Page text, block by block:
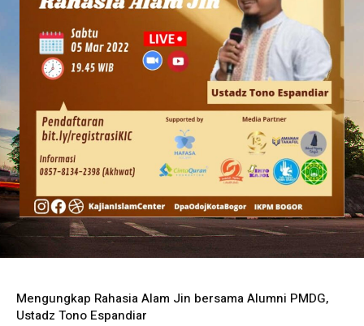
Mengungkap Rahasia Alam Jin bersama Alumni PMDG,
Ustadz Tono Espandiar